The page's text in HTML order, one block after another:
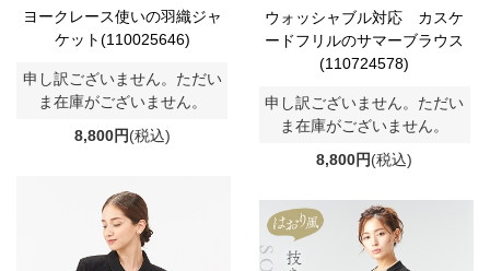
ヨークレース使いの羽織ジャ
ケット(110025646)
申し訳ございません。ただい
ま在庫がございません。
8,800円(税込)
ウォッシャブル対応 カスケ
ードフリルのサマーブラウス
(110724578)
申し訳ございません。ただい
ま在庫がございません。
8,800円(税込)